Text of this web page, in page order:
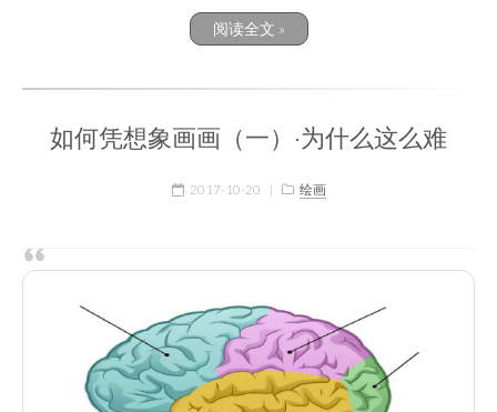
阅读全文 »
如何凭想象画画（一）·为什么这么难
2017-10-20 | 绘画